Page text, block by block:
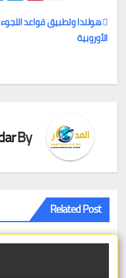
تصفّح
هولندا وتطبيق قواعد اللجوء
الأوروبية
By
Related Post